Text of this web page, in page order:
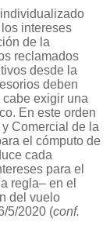
intereses
de la
reclamados
desde la
deben
exigir una
En este orden
Comercial de la
el cómputo de
cada
para el
regla– en el
del vuelo
5/2020 (conf.